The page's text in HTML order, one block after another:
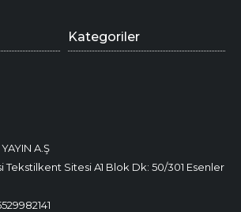
A.Ş
Tekstilkent Sitesi A1 Blok Dk: 50/301 Esenler
Kategoriler